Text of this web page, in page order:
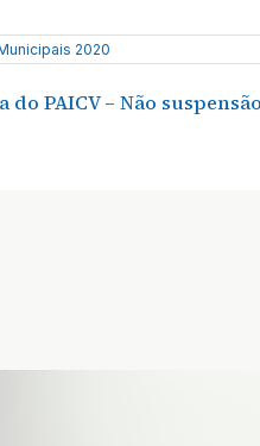
2020
do PAICV – Não